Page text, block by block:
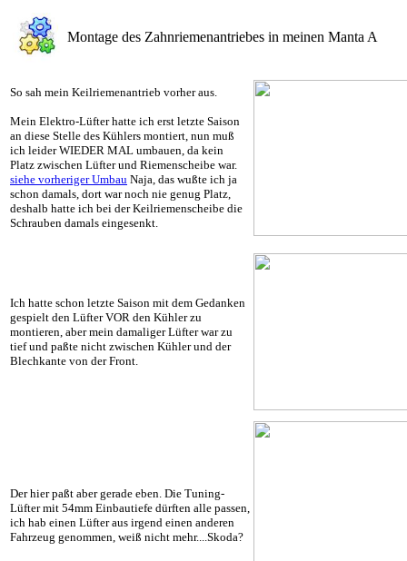
Montage des Zahnriemenantriebes in meinen Manta A
So sah mein Keilriemenantrieb vorher aus.
Mein Elektro-Lüfter hatte ich erst letzte Saison
an diese Stelle des Kühlers montiert, nun muß
ich leider WIEDER MAL umbauen, da kein
Platz zwischen Lüfter und Riemenscheibe war.
siehe vorheriger Umbau Naja, das wußte ich ja
schon damals, dort war noch nie genug Platz,
deshalb hatte ich bei der Keilriemenscheibe die
Schrauben damals eingesenkt.
Ich hatte schon letzte Saison mit dem Gedanken
gespielt den Lüfter VOR den Kühler zu
montieren, aber mein damaliger Lüfter war zu
tief und paßte nicht zwischen Kühler und der
Blechkante von der Front.
Der hier paßt aber gerade eben. Die Tuning-
Lüfter mit 54mm Einbautiefe dürften alle passen,
ich hab einen Lüfter aus irgend einen anderen
Fahrzeug genommen, weiß nicht mehr....Skoda?